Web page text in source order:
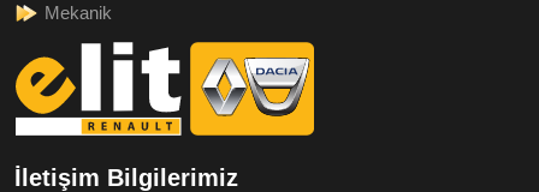
Mekanik
İletişim Bilgilerimiz